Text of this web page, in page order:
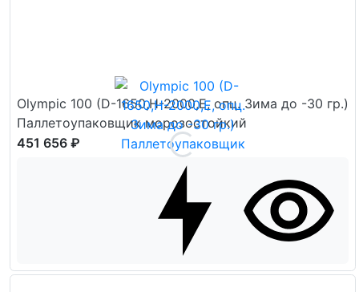
Olympic 100 (D-1650,H-2000,E, опц. Зима до -30 гр.)
Паллетоупаковщик морозостойкий
451 656 ₽